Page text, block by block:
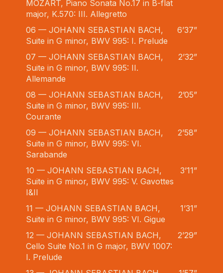
MOZART, Piano Sonata No.17 in B-flat
major, K.570: III. Allegretto
06 — JOHANN SEBASTIAN BACH,
Suite in G minor, BWV 995: I. Prelude
6’37”
07 — JOHANN SEBASTIAN BACH,
Suite in G minor, BWV 995: II.
Allemande
2’32”
08 — JOHANN SEBASTIAN BACH,
Suite in G minor, BWV 995: III.
Courante
2’05”
09 — JOHANN SEBASTIAN BACH,
Suite in G minor, BWV 995: VI.
Sarabande
2’58”
10 — JOHANN SEBASTIAN BACH,
Suite in G minor, BWV 995: V. Gavottes
I&II
3’11”
11 — JOHANN SEBASTIAN BACH,
Suite in G minor, BWV 995: VI. Gigue
1’31”
12 — JOHANN SEBASTIAN BACH,
Cello Suite No.1 in G major, BWV 1007:
I. Prelude
2’29”